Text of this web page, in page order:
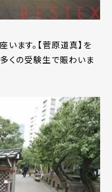
ます。【菅原道真】を
くの受験生で賑わいま